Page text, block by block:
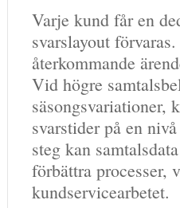
Varje kund får en
svarslayout
återkommande
Vid högre
säsongsvariationer,
svarstider på en
steg kan
förbättra processer,
kundservicearbetet.